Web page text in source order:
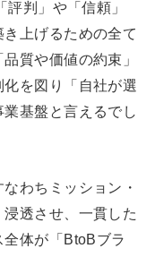
判」や「信頼」
上げるための全て
質や価値の約束」
を図り「自社が選
基盤と言えるでし
わちミッション・
透させ、一貫した
全体が「BtoBブラ